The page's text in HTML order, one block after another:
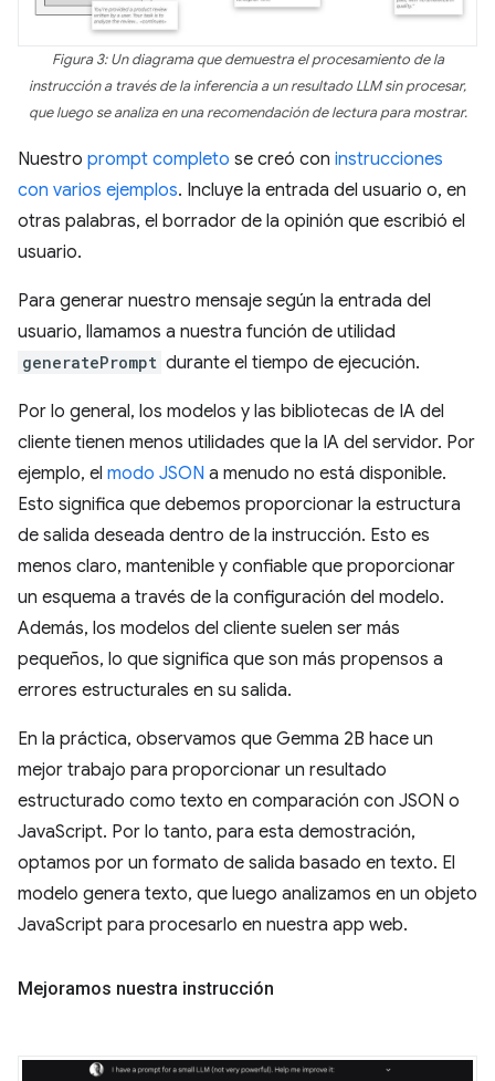
Figura 3: Un diagrama que demuestra el procesamiento de la
instrucción a través de la inferencia a un resultado LLM sin procesar,
que luego se analiza en una recomendación de lectura para mostrar.
Nuestro prompt completo se creó con instrucciones
con varios ejemplos. Incluye la entrada del usuario o, en
otras palabras, el borrador de la opinión que escribió el
usuario.
Para generar nuestro mensaje según la entrada del
usuario, llamamos a nuestra función de utilidad
generatePrompt durante el tiempo de ejecución.
Por lo general, los modelos y las bibliotecas de IA del
cliente tienen menos utilidades que la IA del servidor. Por
ejemplo, el modo JSON a menudo no está disponible.
Esto significa que debemos proporcionar la estructura
de salida deseada dentro de la instrucción. Esto es
menos claro, mantenible y confiable que proporcionar
un esquema a través de la configuración del modelo.
Además, los modelos del cliente suelen ser más
pequeños, lo que significa que son más propensos a
errores estructurales en su salida.
En la práctica, observamos que Gemma 2B hace un
mejor trabajo para proporcionar un resultado
estructurado como texto en comparación con JSON o
JavaScript. Por lo tanto, para esta demostración,
optamos por un formato de salida basado en texto. El
modelo genera texto, que luego analizamos en un objeto
JavaScript para procesarlo en nuestra app web.
Mejoramos nuestra instrucción